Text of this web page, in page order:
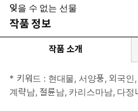
잊을 수 없는 선물
작품 정보
작품 소개
* 키워드 : 현대물, 서양풍, 외국
계략남, 절륜남, 카리스마남, 다정